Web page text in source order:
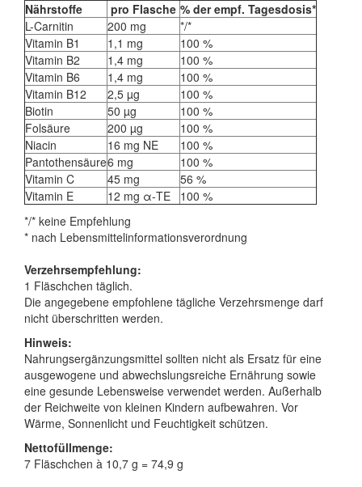
Nährstoffe
pro Flasche % der empf. Tagesdosis*
L-Carnitin
200 mg
*/*
Vitamin B1
1,1 mg
100 %
Vitamin B2
1,4 mg
100 %
Vitamin B6
1,4 mg
100 %
Vitamin B12
2,5 µg
100 %
Biotin
50 µg
100 %
Folsäure
200 µg
100 %
Niacin
16 mg NE
100 %
Pantothensäure6 mg
100 %
Vitamin C
45 mg
56 %
Vitamin E
12 mg α-TE
100 %
*/* keine Empfehlung
* nach Lebensmittelinformationsverordnung
Verzehrsempfehlung:
1 Fläschchen täglich.
Die angegebene empfohlene tägliche Verzehrsmenge darf
nicht überschritten werden.
Hinweis:
Nahrungsergänzungsmittel sollten nicht als Ersatz für eine
ausgewogene und abwechslungsreiche Ernährung sowie
eine gesunde Lebensweise verwendet werden. Außerhalb
der Reichweite von kleinen Kindern aufbewahren. Vor
Wärme, Sonnenlicht und Feuchtigkeit schützen.
Nettofüllmenge:
7 Fläschchen à 10,7 g = 74,9 g